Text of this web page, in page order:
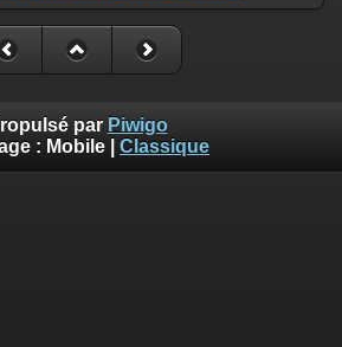
par Piwigo
: Mobile Classique